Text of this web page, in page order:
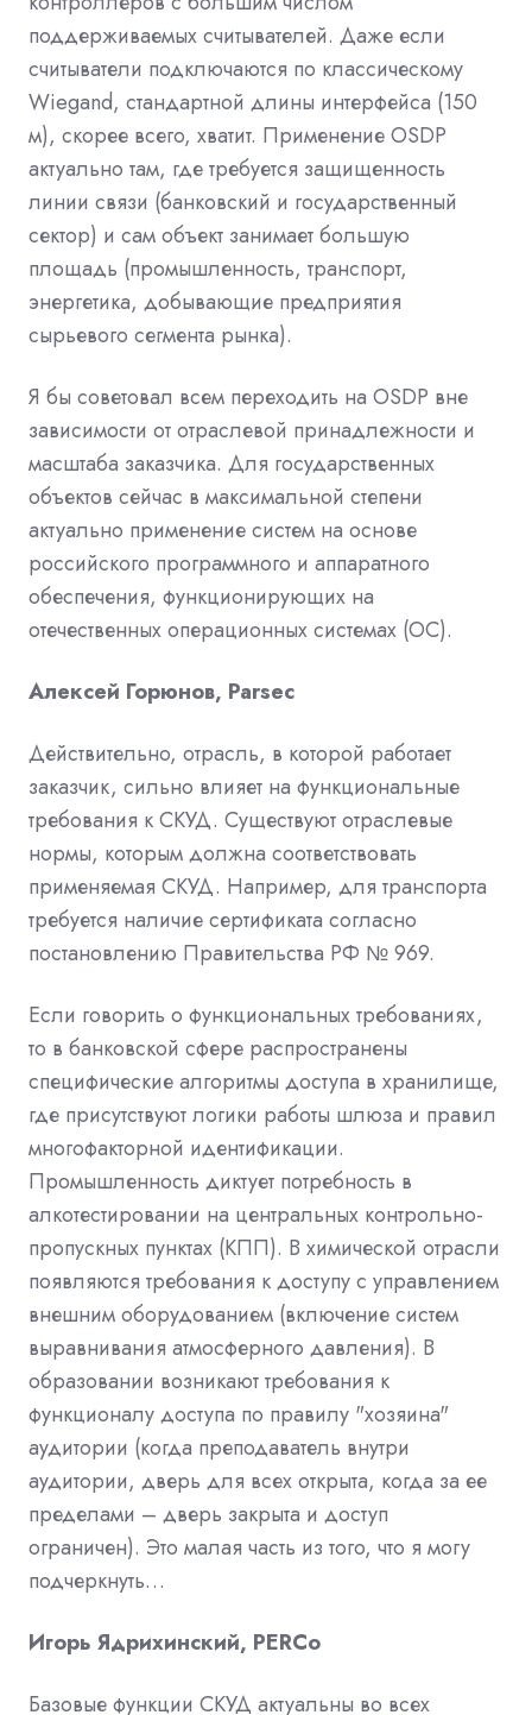
поддерживаемых считывателей. Даже если
считыватели подключаются по классическому
Wiegand, стандартной длины интерфейса (150
м), скорее всего, хватит. Применение OSDP
актуально там, где требуется защищенность
линии связи (банковский и государственный
сектор) и сам объект занимает большую
площадь (промышленность, транспорт,
энергетика, добывающие предприятия
сырьевого сегмента рынка).
Я бы советовал всем переходить на OSDP вне
зависимости от отраслевой принадлежности и
масштаба заказчика. Для государственных
объектов сейчас в максимальной степени
актуально применение систем на основе
российского программного и аппаратного
обеспечения, функционирующих на
отечественных операционных системах (ОС).
Алексей Горюнов, Parsec
Действительно, отрасль, в которой работает
заказчик, сильно влияет на функциональные
требования к СКУД. Существуют отраслевые
нормы, которым должна соответствовать
применяемая СКУД. Например, для транспорта
требуется наличие сертификата согласно
постановлению Правительства РФ № 969.
Если говорить о функциональных требованиях,
то в банковской сфере распространены
специфические алгоритмы доступа в хранилище,
где присутствуют логики работы шлюза и правил
многофакторной идентификации.
Промышленность диктует потребность в
алкотестировании на центральных контрольно-
пропускных пунктах (КПП). В химической отрасли
появляются требования к доступу с управлением
внешним оборудованием (включение систем
выравнивания атмосферного давления). В
образовании возникают требования к
функционалу доступа по правилу "хозяина"
аудитории (когда преподаватель внутри
аудитории, дверь для всех открыта, когда за ее
пределами – дверь закрыта и доступ
ограничен). Это малая часть из того, что я могу
подчеркнуть…
Игорь Ядрихинский, PERCo
Базовые функции СКУД актуальны во всех